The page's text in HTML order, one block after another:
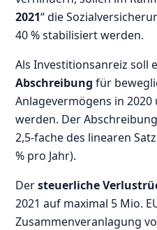
2021“ die
40 % stabilisiert werden.
Als Investitionsanreiz soll
Abschreibung für
Anlagevermögens in
werden. Der
2,5-fache des linearen
% pro Jahr).
Dersteuerliche
2021 auf maximal 5 Mio.
Zusammenveranlagung